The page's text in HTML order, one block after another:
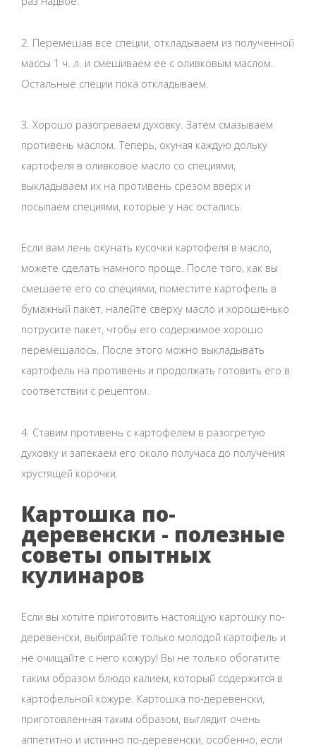
2. Перемешав все специи, откладываем из полученной
массы 1 ч. л. и смешиваем ее с оливковым маслом.
Остальные специи пока откладываем.
3. Хорошо разогреваем духовку. Затем смазываем
противень маслом. Теперь, окуная каждую дольку
картофеля в оливковое масло со специями,
выкладываем их на противень срезом вверх и
посыпаем специями, которые у нас остались.
Если вам лень окунать кусочки картофеля в масло,
можете сделать намного проще. После того, как вы
смешаете его со специями, поместите картофель в
бумажный пакет, налейте сверху масло и хорошенько
потрусите пакет, чтобы его содержимое хорошо
перемешалось. После этого можно выкладывать
картофель на противень и продолжать готовить его в
соответствии с рецептом.
4. Ставим противень с картофелем в разогретую
духовку и запекаем его около получаса до получения
хрустящей корочки.
Картошка по-
деревенски - полезные
советы опытных
кулинаров
Если вы хотите приготовить настоящую картошку по-
деревенски, выбирайте только молодой картофель и
не очищайте с него кожуру! Вы не только обогатите
таким образом блюдо калием, который содержится в
картофельной кожуре. Картошка по-деревенски,
приготовленная таким образом, выглядит очень
аппетитно и истинно по-деревенски, особенно, если